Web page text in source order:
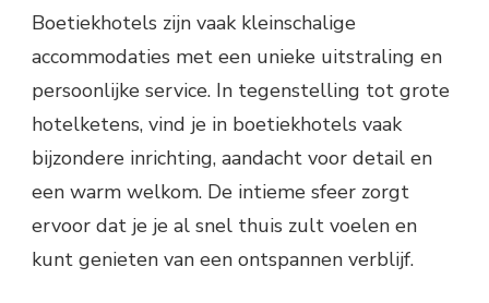
Boetiekhotels zijn vaak kleinschalige
accommodaties met een unieke uitstraling en
persoonlijke service. In tegenstelling tot grote
hotelketens, vind je in boetiekhotels vaak
bijzondere inrichting, aandacht voor detail en
een warm welkom. De intieme sfeer zorgt
ervoor dat je je al snel thuis zult voelen en
kunt genieten van een ontspannen verblijf.